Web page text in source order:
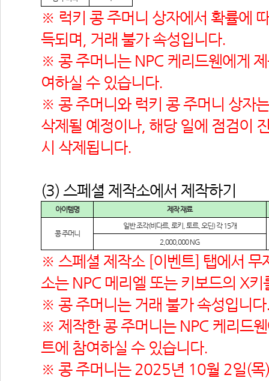
※ 럭키 콩 주머니 상자에서 확률에
득되며, 거래 불가 속성입니다.
※ 콩 주머니는 NPC 케리드웬에게
여하실 수 있습니다.
※ 콩 주머니와 럭키 콩 주머니 상자
삭제될 예정이나, 해당 일에 점검이
시 삭제됩니다.
(3) 스페셜 제작소에서 제작하기
아이템명 제작 재료
콩 주머니
일반 조각(비다르, 로키 토르, 오딘) 각 15개
2,000,000 NG
※ 스페셜 제작소 [이벤트] 탭에서 무
소는 NPC 메리엘 또는 키보드의 X
※ 콩 주머니는 거래 불가 속성입니
※ 제작한 콩 주머니는 NPC 케리드
트에 참여하실 수 있습니다.
※ 콩 주머니는 2025년 10월 2일(목